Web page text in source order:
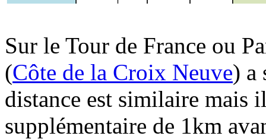
Sur le Tour de France ou
(Côte de la Croix Neuve) a
distance est similaire mais
supplémentaire de 1km